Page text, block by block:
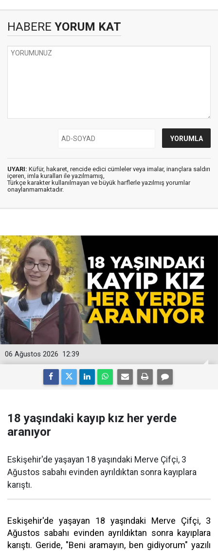
HABERE YORUM KAT
UYARI: Küfür, hakaret, rencide edici cümleler veya imalar, inançlara saldırı
içeren, imla kuralları ile yazılmamış,
Türkçe karakter kullanılmayan ve büyük harflerle yazılmış yorumlar
onaylanmamaktadır.
12:39
06 Ağustos 2026
18 yaşındaki kayıp kız her yerde
aranıyor
Eskişehir'de yaşayan 18 yaşındaki Merve Çifçi, 3
Ağustos sabahı evinden ayrıldıktan sonra kayıplara
karıştı.
Eskişehir'de yaşayan 18 yaşındaki Merve Çifçi, 3
Ağustos sabahı evinden ayrıldıktan sonra kayıplara
karıştı. Geride, "Beni aramayın, ben gidiyorum" yazılı